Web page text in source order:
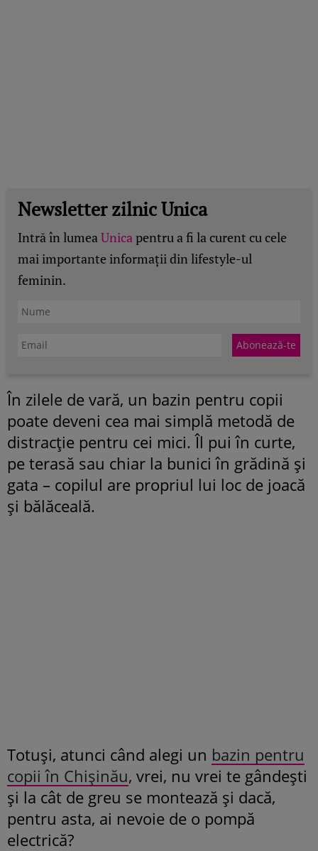
Newsletter zilnic Unica
Intră în lumeaUnicapentru a fi la curent cu cele
mai importante informații din lifestyle-ul
feminin.
În zilele de vară, un bazin pentru copii
poate deveni cea mai simplă metodă de
distracție pentru cei mici. Îl pui în curte,
pe terasă sau chiar la bunici în grădină și
gata – copilul are propriul lui loc de joacă
și bălăceală.
Totuși, atunci când alegi un bazin pentru
copii în Chișinău, vrei, nu vrei te gândești
și la cât de greu se montează și dacă,
pentru asta, ai nevoie de o pompă
electrică?